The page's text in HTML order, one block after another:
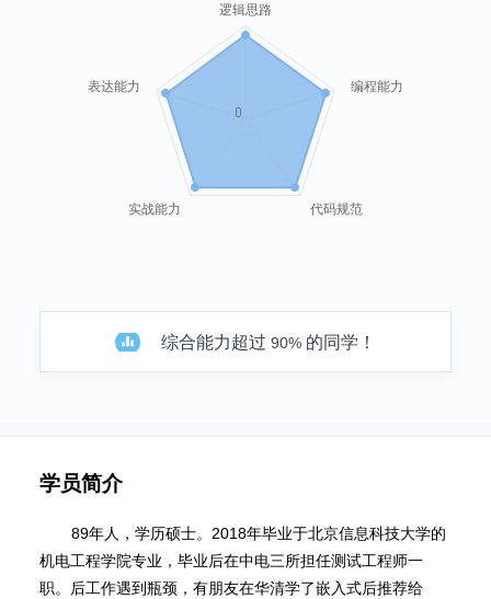
逻辑思路
编程能力
代码规范
实战能力
表达能力
0
综合能力超过 90%的同学！
学员简介
89年人，学历硕士。2018年毕业于北京信息科技大学的
机电工程学院专业，毕业后在中电三所担任测试工程师一
职。后工作遇到瓶颈，有朋友在华清学了嵌入式后推荐给